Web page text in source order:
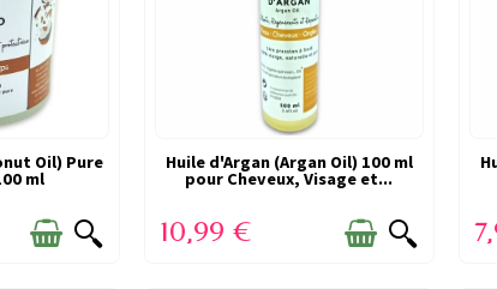
quantité pour apporter du confort, ou le
visage ?
propre, seule ou après un autre soin selon
Oil) Pure
ml
EN STOCK
Huile d'Argan (Argan Oil) 100 ml
pour Cheveux, Visage et...
10,99 €